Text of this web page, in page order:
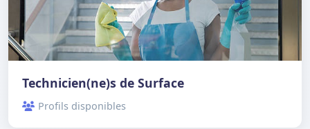
Technicien(ne)s de Surface
Profils disponibles